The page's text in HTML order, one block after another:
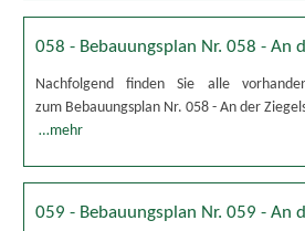
058 - Bebauungsplan Nr. 058 - An
Nachfolgend finden Sie alle
zum Bebauungsplan Nr. 058 - An der
…mehr
059 - Bebauungsplan Nr. 059 - An